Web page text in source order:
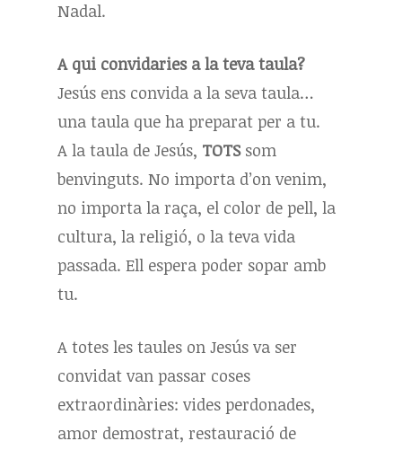
Nadal.
A qui convidaries a la teva taula?
Jesús ens convida a la seva taula…
una taula que ha preparat per a tu.
A la taula de Jesús, TOTSsom
benvinguts. No importa d’on venim,
no importa la raça, el color de pell, la
cultura, la religió, o la teva vida
passada. Ell espera poder sopar amb
tu.
A totes les taules on Jesús va ser
convidat van passar coses
extraordinàries: vides perdonades,
amor demostrat, restauració de